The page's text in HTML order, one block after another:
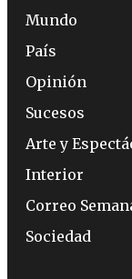
Mundo
País
Opinión
Sucesos
Arte y
Interior
Correo
Sociedad